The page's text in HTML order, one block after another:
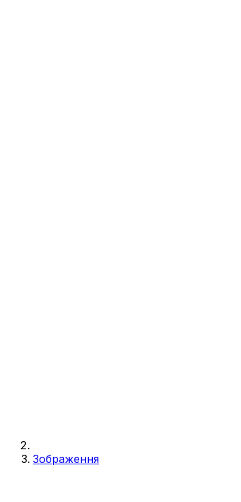
Зображення